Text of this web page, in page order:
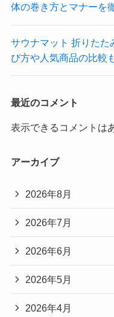
体の巻き方とマナーを
サウナマット 折りたた
び方や人気商品の比較
最近のコメント
表示できるコメントは
アーカイブ
2026年8月
2026年7月
2026年6月
2026年5月
2026年4月